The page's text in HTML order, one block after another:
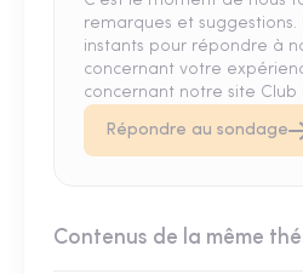
remarques et suggestions.
instants pour répondre à
concernant votre
concernant notre site Club
Répondre au sondage
Contenus de la même